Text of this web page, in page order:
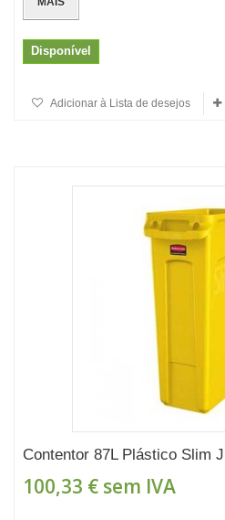
Disponível
Adicionar à Lista de desejos
Contentor 87L Plástico Slim
100,33 € sem IVA